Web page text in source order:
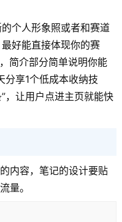
个人形象照或者和赛道
好能直接体现你的赛
简介部分简单说明你能
分享1个低成本收纳技
，让用户点进主页就能快
内容，笔记的设计要贴
量。